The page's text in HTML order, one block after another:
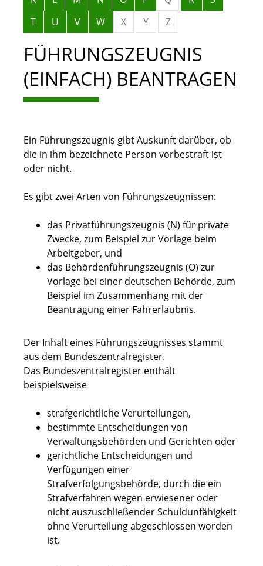
T
U V W X Y Z
FÜHRUNGSZEUGNIS
(EINFACH) BEANTRAGEN
Ein Führungszeugnis gibt Auskunft darüber, ob
die in ihm bezeichnete Person vorbestraft ist
oder nicht.
Es gibt zwei Arten von Führungszeugnissen:
das Privatführungszeugnis (N) für private
Zwecke, zum Beispiel zur Vorlage beim
Arbeitgeber, und
das Behördenführungszeugnis (O) zur
Vorlage bei einer deutschen Behörde, zum
Beispiel im Zusammenhang mit der
Beantragung einer Fahrerlaubnis.
Der Inhalt eines Führungszeugnisses stammt
aus dem Bundeszentralregister.
Das Bundeszentralregister enthält
beispielsweise
strafgerichtliche Verurteilungen,
bestimmte Entscheidungen von
Verwaltungsbehörden und Gerichten oder
gerichtliche Entscheidungen und
Verfügungen einer
Strafverfolgungsbehörde, durch die ein
Strafverfahren wegen erwiesener oder
nicht auszuschließender Schuldunfähigkeit
ohne Verurteilung abgeschlossen worden
ist.